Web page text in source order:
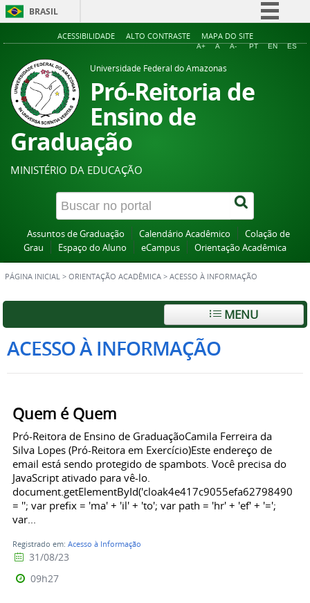
BRASIL
Simplifique!
Acesso à informação
ACESSIBILIDADE ALTO CONTRASTE MAPA DO SITE
A+ A A- PT EN ES
Universidade Federal do Amazonas
Pró-Reitoria de
Ensino de
Graduação
MINISTÉRIO DA EDUCAÇÃO
Assuntos de Graduação Calendário Acadêmico
Colação de
Grau
Espaço do Aluno eCampus Orientação Acadêmica
PÁGINA INICIAL > ORIENTAÇÃO ACADÊMICA > ACESSO À INFORMAÇÃO
MENU
ACESSO À INFORMAÇÃO
Quem é Quem
Pró-Reitora de Ensino de GraduaçãoCamila Ferreira da
Silva Lopes (Pró-Reitora em Exercício)Este endereço de
email está sendo protegido de spambots. Você precisa do
JavaScript ativado para vê-lo.
= ''; var prefix = 'ma' + 'il' + 'to'; var path = 'hr' + 'ef' + '=';
var...
Registrado em: Acesso à Informação
31/08/23
09h27